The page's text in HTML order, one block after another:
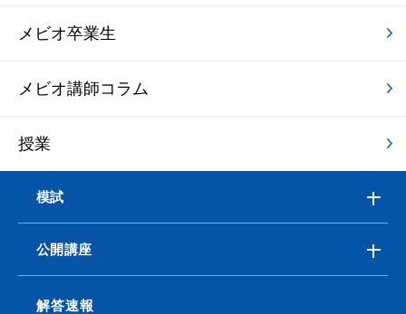
メビオ卒業生
メビオ講師コラム
授業
模試
公開講座
解答速報